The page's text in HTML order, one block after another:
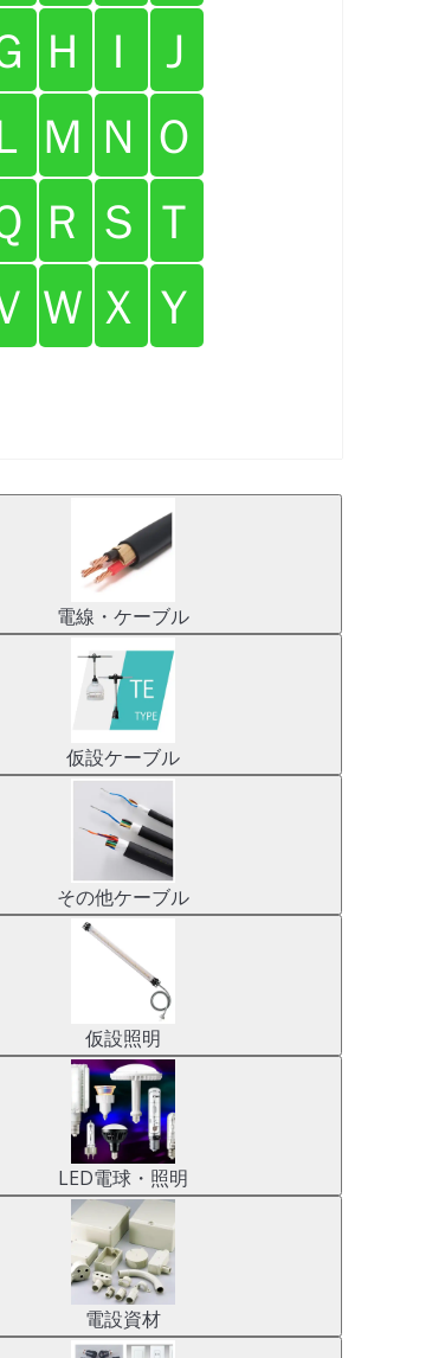
Ｈ Ｉ
Ｊ
Ｍ Ｎ Ｏ
Ｒ Ｓ Ｔ
Ｗ Ｘ Ｙ
電線・ケーブル
仮設ケーブル
その他ケーブル
仮設照明
LED電球・照明
電設資材